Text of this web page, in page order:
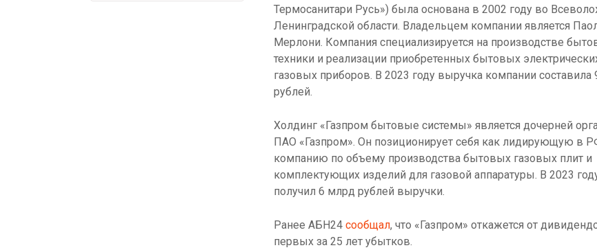
Термосанитари Русь») была основана в 2002 году во
Ленинградской области. Владельцем компании является
Мерлони. Компания специализируется на производстве
техники и реализации приобретенных бытовых
газовых приборов. В 2023 году выручка компании составила
рублей.
Холдинг «Газпром бытовые системы» является дочерней
ПАО «Газпром». Он позиционирует себя как лидирующую в
компанию по объему производства бытовых газовых плит и
комплектующих изделий для газовой аппаратуры. В 2023
получил 6 млрд рублей выручки.
Ранее АБН24 сообщал, что «Газпром» откажется от
первых за 25 лет убытков.